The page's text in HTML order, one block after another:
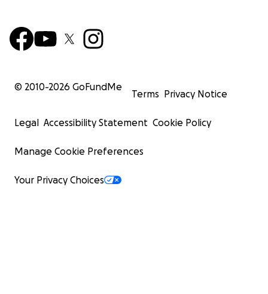
© 2010-2026 GoFundMe
Terms Privacy Notice
Legal Accessibility Statement Cookie Policy
Manage Cookie Preferences
Your Privacy Choices